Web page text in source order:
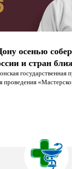
осенью
и стран
государственная
проведения